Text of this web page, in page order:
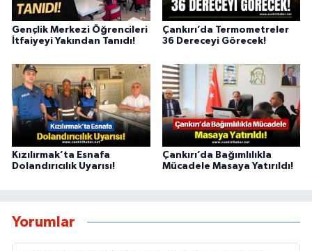
Gençlik Merkezi Öğrencileri
İtfaiyeyi Yakından Tanıdı!
Çankırı’da Termometreler
36 Dereceyi Görecek!
Kızılırmak’ta Esnafa
Dolandırıcılık Uyarısı!
Çankırı’da Bağımlılıkla
Mücadele Masaya Yatırıldı!
Yorumlar